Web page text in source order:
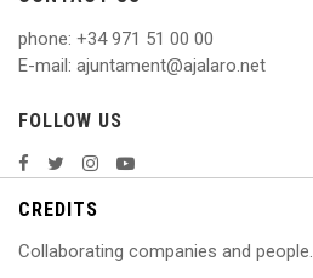
phone: +34 971 51 00 00
E-mail: ajuntament@ajalaro.net
FOLLOW US
CREDITS
Collaborating companies and people.